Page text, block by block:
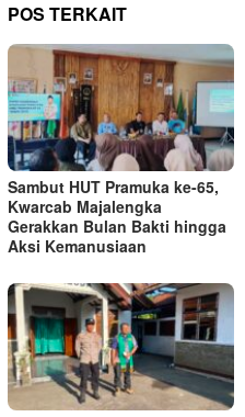
POS TERKAIT
Sambut HUT Pramuka ke-65,
Kwarcab Majalengka
Gerakkan Bulan Bakti hingga
Aksi Kemanusiaan